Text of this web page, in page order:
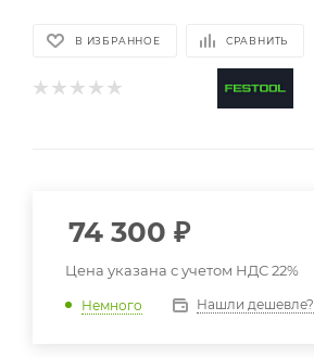
В ИЗБРАННОЕ СРАВНИТЬ
74 300 ₽
Цена указана с учетом НДС 22%
Немного Нашли дешевле?